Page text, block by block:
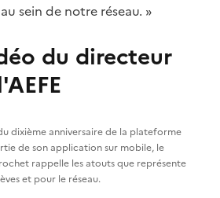
sein de notre réseau. »
du directeur
dixième anniversaire de la plateforme
de son application sur mobile, le
rappelle les atouts que représente
et pour le réseau.